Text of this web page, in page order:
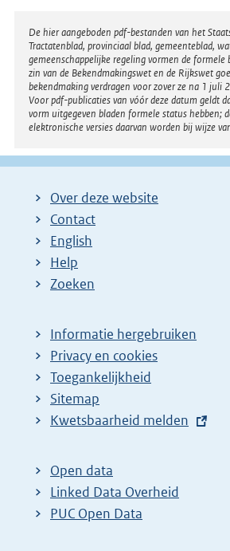
Disclaimer
De hier aangeboden pdf-bestanden van het
Tractatenblad, provinciaal blad, gemeenteblad,
gemeenschappelijke regeling vormen de formele
zin van de Bekendmakingswet en de Rijkswet
bekendmaking verdragen voor zover ze na 1 juli
Voor pdf-publicaties van vóór deze datum geldt
vorm uitgegeven bladen formele status hebben;
elektronische versies daarvan worden bij wijze
Over deze website
Contact
English
Help
Zoeken
Informatie hergebruiken
Privacy en cookies
Toegankelijkheid
Sitemap
E
t
e
r
Kwetsbaarheid melden
Open data
Linked Data Overheid
PUC Open Data